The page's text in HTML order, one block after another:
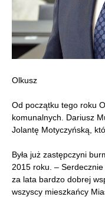
Olkusz
Od początku tego roku
komunalnych. Dariusz
Jolantę Motyczyńską,
Była już zastępczyni
2015 roku. –
za lata bardzo dobrej
wszyscy mieszkańcy